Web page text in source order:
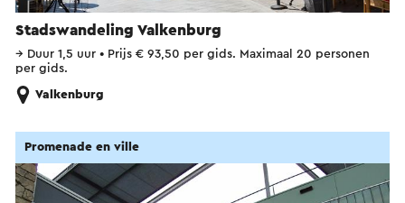
Stadswandeling Valkenburg
→ Duur 1,5 uur • Prijs € 93,50 per gids. Maximaal 20 personen
per gids.
Valkenburg
Promenade en ville